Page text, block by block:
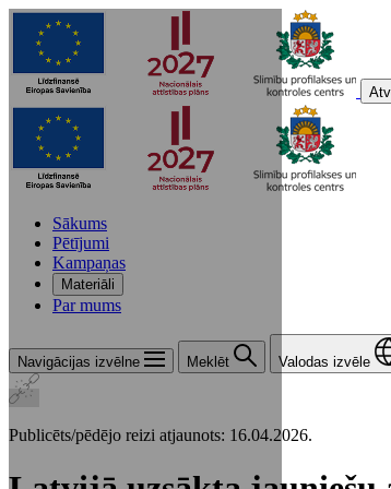
Sākums
Pētījumi
Kampaņas
Materiāli
Par mums
Navigācijas izvēlne Meklēt Valodas izvēle
Publicēts/pēdējo reizi atjaunots: 16.04.2026.